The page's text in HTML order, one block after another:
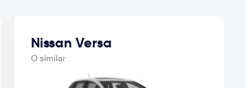
Nissan Versa
O similar